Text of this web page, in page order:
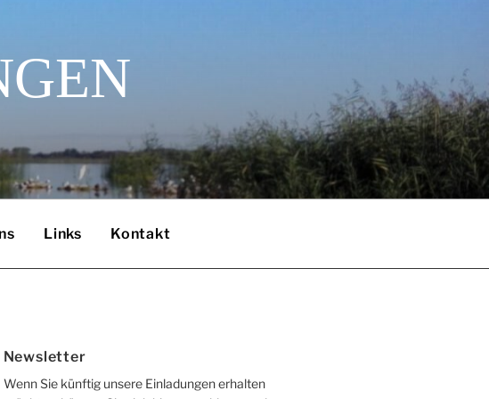
Links Kontakt
Newsletter
Wenn Sie künftig unsere Einladungen erhalten